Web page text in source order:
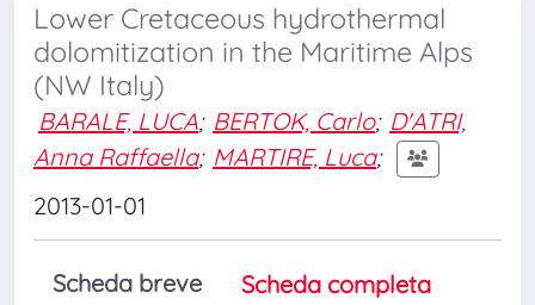
Lower Cretaceous hydrothermal
dolomitization in the Maritime Alps
(NW Italy)
BARALE, LUCA; BERTOK, Carlo; D'ATRI,
Anna Raffaella; MARTIRE, Luca;
2013-01-01
Scheda breve
Scheda completa